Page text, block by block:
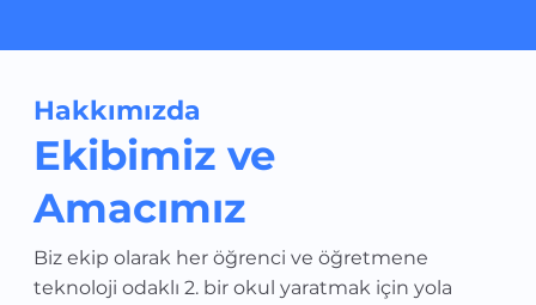
Hakkımızda
Ekibimiz ve
Amacımız
Biz ekip olarak her öğrenci ve öğretmene
teknoloji odaklı 2. bir okul yaratmak için yola